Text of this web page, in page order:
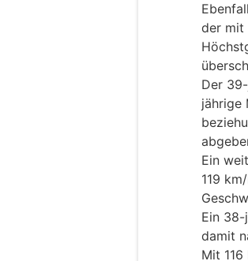
der mit
Der
jährige
Ein
119
Ein 38-
damit
Mit